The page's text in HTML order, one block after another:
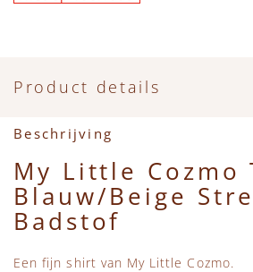
Accessoires
Zwemkleding
Speelgoed
Beren
MarMar Copenhagen
Piupiuchick
Product details
Beschrijving
My Little Cozmo
Blauw/Beige
Badstof
Een fijn shirt van My Little Cozmo.